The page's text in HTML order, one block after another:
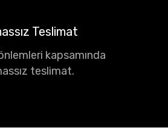
Teslimat
kapsamında
teslimat.